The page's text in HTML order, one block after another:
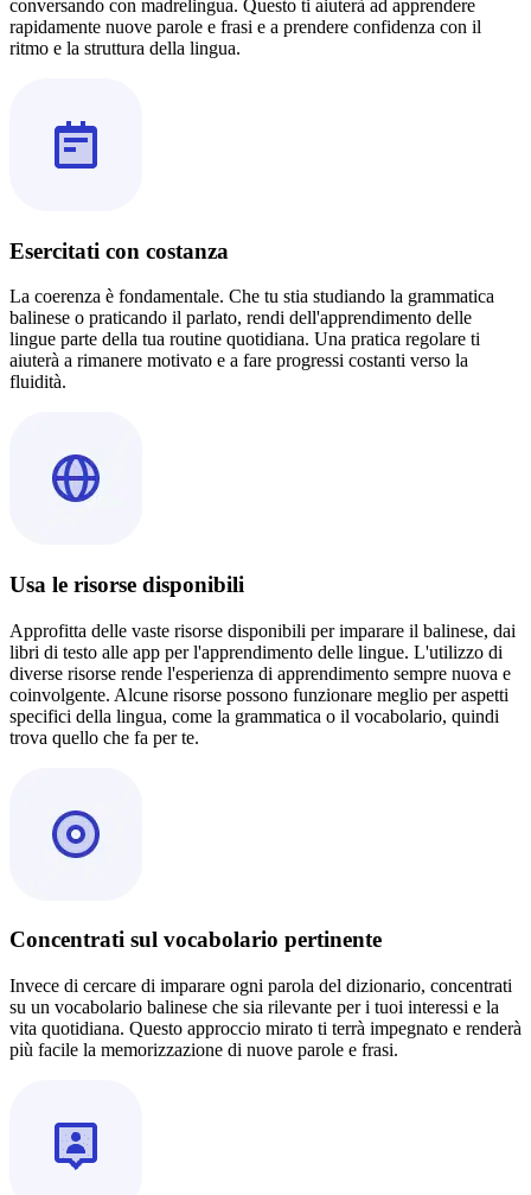
conversando con madrelingua. Questo ti aiuterà ad apprendere
rapidamente nuove parole e frasi e a prendere confidenza con il
ritmo e la struttura della lingua.
Esercitati con costanza
La coerenza è fondamentale. Che tu stia studiando la grammatica
balinese o praticando il parlato, rendi dell'apprendimento delle
lingue parte della tua routine quotidiana. Una pratica regolare ti
aiuterà a rimanere motivato e a fare progressi costanti verso la
fluidità.
Usa le risorse disponibili
Approfitta delle vaste risorse disponibili per imparare il balinese, dai
libri di testo alle app per l'apprendimento delle lingue. L'utilizzo di
diverse risorse rende l'esperienza di apprendimento sempre nuova e
coinvolgente. Alcune risorse possono funzionare meglio per aspetti
specifici della lingua, come la grammatica o il vocabolario, quindi
trova quello che fa per te.
Concentrati sul vocabolario pertinente
Invece di cercare di imparare ogni parola del dizionario, concentrati
su un vocabolario balinese che sia rilevante per i tuoi interessi e la
vita quotidiana. Questo approccio mirato ti terrà impegnato e renderà
più facile la memorizzazione di nuove parole e frasi.